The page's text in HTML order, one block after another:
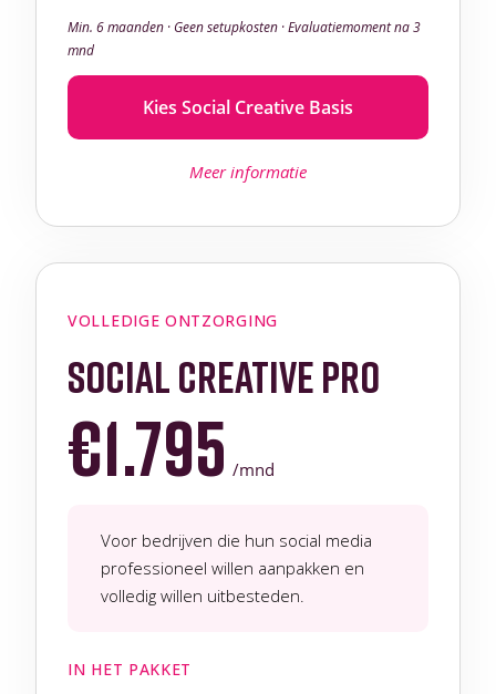
Min. 6 maanden · Geen setupkosten · Evaluatiemoment na 3
mnd
Kies Social Creative Basis
Meer informatie
VOLLEDIGE ONTZORGING
social creative pro
€1.795 /mnd
Voor bedrijven die hun social media
professioneel willen aanpakken en
volledig willen uitbesteden.
IN HET PAKKET